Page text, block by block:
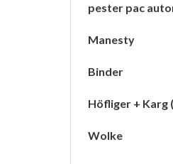
pester pac
Manesty
Binder
Höfliger + Karg
Wolke